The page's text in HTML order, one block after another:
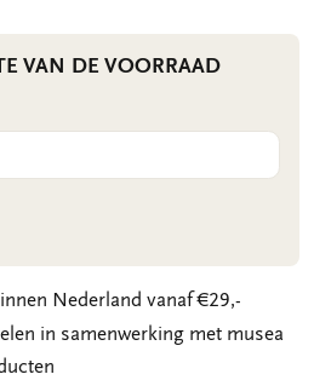
VAN DE VOORRAAD
Nederland vanaf €29,-
in samenwerking met musea